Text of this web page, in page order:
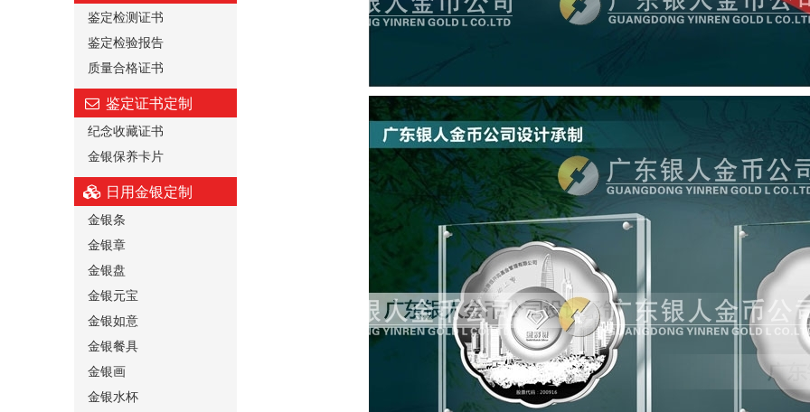
鉴定检测证书
鉴定检验报告
质量合格证书
鉴定证书定制
纪念收藏证书
金银保养卡片
日用金银定制
金银条
金银章
金银盘
金银元宝
金银如意
金银餐具
金银画
金银水杯